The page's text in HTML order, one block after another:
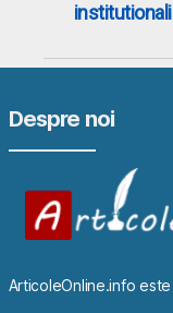
Despre noi
ArticoleOnline.info